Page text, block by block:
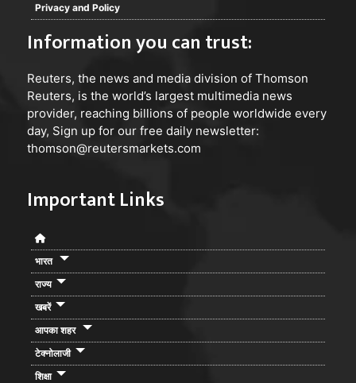
Privacy and Policy
Information you can trust:
Reuters, the news and media division of Thomson
Reuters, is the world’s largest multimedia news
provider, reaching billions of people worldwide every
day, Sign up for our free daily newsletter:
thomson@reutersmarkets.com
Important Links
भारत
राज्य
खबरें
आपका शहर
टेक्नोलाजी
शिक्षा